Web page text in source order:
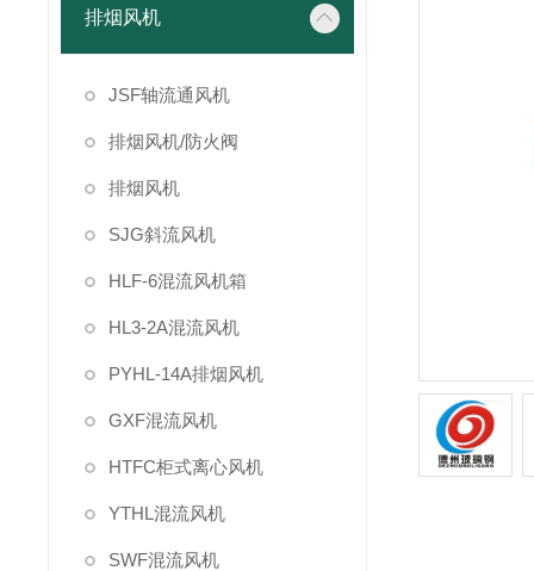
排烟风机
JSF轴流通风机
排烟风机/防火阀
排烟风机
SJG斜流风机
HLF-6混流风机箱
HL3-2A混流风机
PYHL-14A排烟风机
GXF混流风机
HTFC柜式离心风机
YTHL混流风机
SWF混流风机